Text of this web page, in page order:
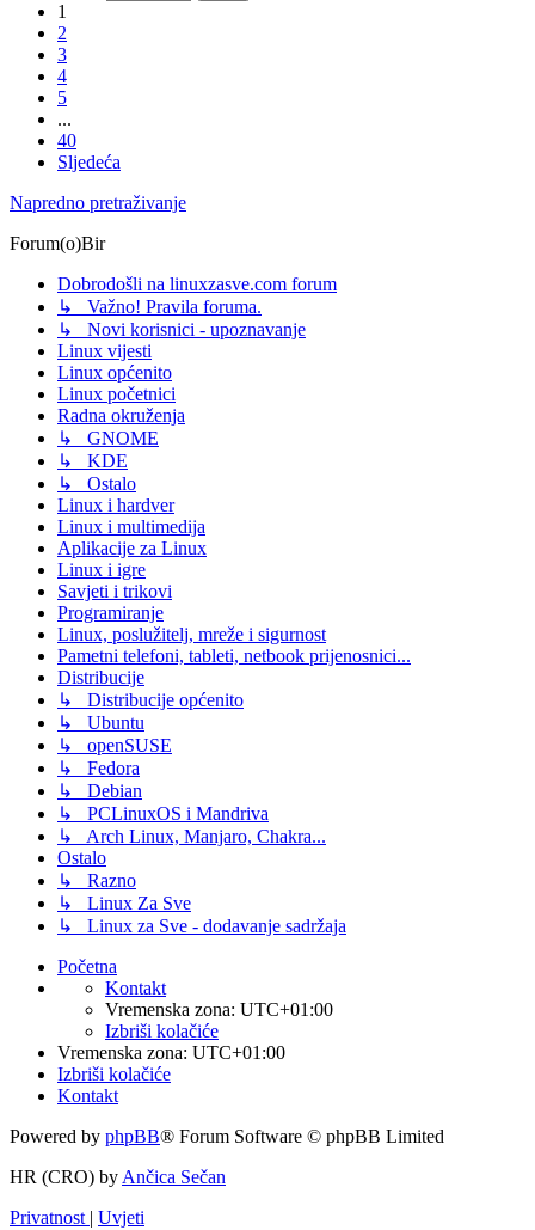
1
2
3
4
5
...
40
Sljedeća
Napredno pretraživanje
Forum(o)Bir
Dobrodošli na linuxzasve.com forum
↳ Važno! Pravila foruma.
↳ Novi korisnici - upoznavanje
Linux vijesti
Linux općenito
Linux početnici
Radna okruženja
↳ GNOME
↳ KDE
↳ Ostalo
Linux i hardver
Linux i multimedija
Aplikacije za Linux
Linux i igre
Savjeti i trikovi
Programiranje
Linux, poslužitelj, mreže i sigurnost
Pametni telefoni, tableti, netbook prijenosnici...
Distribucije
↳ Distribucije općenito
↳ Ubuntu
↳ openSUSE
↳ Fedora
↳ Debian
↳ PCLinuxOS i Mandriva
↳ Arch Linux, Manjaro, Chakra...
Ostalo
↳ Razno
↳ Linux Za Sve
↳ Linux za Sve - dodavanje sadržaja
Početna
Kontakt
Vremenska zona: UTC+01:00
Izbriši kolačiće
Vremenska zona: UTC+01:00
Izbriši kolačiće
Kontakt
Powered by phpBB® Forum Software © phpBB Limited
HR (CRO) byAnčica Sečan
Privatnost
Uvjeti